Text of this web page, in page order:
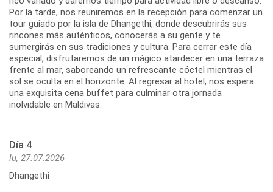
Por la tarde, nos reuniremos en la recepción para comenzar un
tour guiado por la isla de Dhangethi, donde descubrirás sus
rincones más auténticos, conocerás a su gente y te
sumergirás en sus tradiciones y cultura. Para cerrar este día
especial, disfrutaremos de un mágico atardecer en una terraza
frente al mar, saboreando un refrescante cóctel mientras el
sol se oculta en el horizonte. Al regresar al hotel, nos espera
una exquisita cena buffet para culminar otra jornada
inolvidable en Maldivas.
Día 4
lu, 27.07.2026
Dhangethi